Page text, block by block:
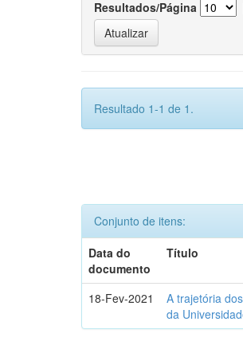
Resultados/Página
Resultado 1-1 de 1.
Conjunto de itens:
Data do
documento
Título
18-Fev-2021
A trajetória
da